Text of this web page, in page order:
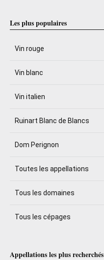
Les plus populaires
Vin rouge
Vin blanc
Vin italien
Ruinart Blanc de Blancs
Dom Perignon
Toutes les appellations
Tous les domaines
Tous les cépages
Appellations les plus recherchés